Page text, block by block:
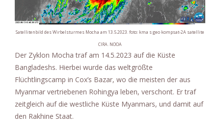
Satellitenbild des Wirbelsturmes Mocha am 13.5.2023. foto: kma s geo kompsat-2A satellite
CIRA. NOOA
Der Zyklon Mocha traf am 14.5.2023 auf die Küste
Bangladeshs. Hierbei wurde das weltgrößte
Flüchtlingscamp in Cox’s Bazar, wo die meisten der aus
Myanmar vertriebenen Rohingya leben, verschont. Er traf
zeitgleich auf die westliche Küste Myanmars, und damit auf
den Rakhine Staat.